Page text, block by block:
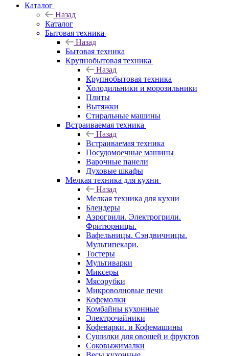
Каталог
Назад
Каталог
Бытовая техника
Назад
Бытовая техника
Крупнобытовая техника
Назад
Крупнобытовая техника
Холодильники и морозильники
Плиты
Вытяжки
Стиральные машины
Встраиваемая техника
Назад
Встраиваемая техника
Посудомоечные машины
Варочные панели
Духовые шкафы
Мелкая техника для кухни
Назад
Мелкая техника для кухни
Блендеры
Аэрогрили. Электрогрили.
Фритюрницы.
Вафельницы. Сэндвичницы.
Мультипекари.
Тостеры
Мультиварки
Миксеры
Мясорубки
Микроволновые печи
Кофемолки
Комбайны кухонные
Электрочайники
Кофеварки. и Кофемашины
Сушилки для овощей и фруктов
Соковыжималки